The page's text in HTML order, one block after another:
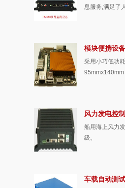
息服务,满足了
模块便携设
采用小巧低功
风力发电控
船用海上风力
级。
车载自动测